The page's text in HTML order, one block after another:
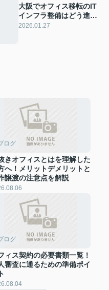
大阪でオフィス移転のIT
インフラ整備はどう進め
る？コスト削減や業務効
2026.01.27
ログ
きオフィスとはを理解した
へ！メリットデメリットと
譲渡の注意点を解説
ログ
ィス契約の必要書類一覧！
審査に通るための準備ポイ